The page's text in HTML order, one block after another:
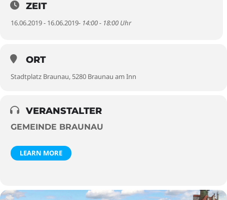
ZEIT
16.06.2019 - 16.06.2019- 14:00 - 18:00 Uhr
ORT
Stadtplatz Braunau, 5280 Braunau am Inn
VERANSTALTER
GEMEINDE BRAUNAU
LEARN MORE